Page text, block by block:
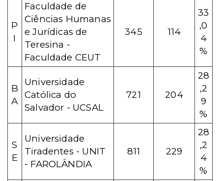
P
I
Faculdade de
Ciências Humanas
e Jurídicas de
Teresina -
Faculdade CEUT
345 114
33
,0
4
%
B
A
Universidade
Católica do
Salvador - UCSAL
721 204
28
,2
9
%
S
E
Universidade
Tiradentes - UNIT
- FAROLÂNDIA
811 229
28
,2
4
%